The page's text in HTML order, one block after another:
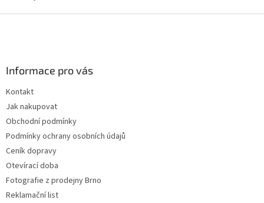
Informace pro vás
Kontakt
Jak nakupovat
Obchodní podmínky
Podmínky ochrany osobních údajů
Ceník dopravy
Otevírací doba
Fotografie z prodejny Brno
Reklamační list